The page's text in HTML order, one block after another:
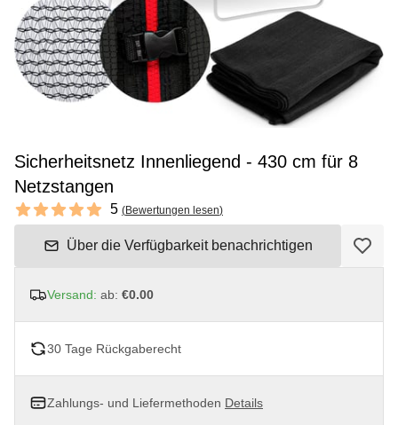
Sicherheitsnetz Innenliegend - 430 cm für 8
Netzstangen
Reviews
5 out of 5 stars 5 (Bewertungen lesen)
Über die Verfügbarkeit benachrichtigen
Versand: ab: €0.00
30 Tage Rückgaberecht
Zahlungs- und Liefermethoden Details